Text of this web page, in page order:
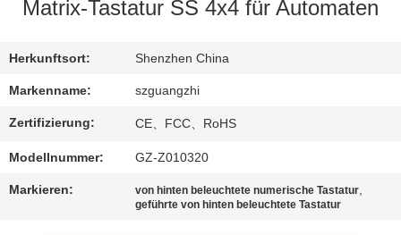
SIE
MIT
UNS
IN
VERBINDUNG
Matrix-Tastatur SS 4x4 für Automaten
Herkunftsort: Shenzhen China
Markenname: szguangzhi
Zertifizierung: CE、FCC、RoHS
Modellnummer: GZ-Z010320
Markieren: von hinten beleuchtete numerische Tastatur,
geführte von hinten beleuchtete Tastatur